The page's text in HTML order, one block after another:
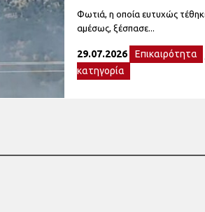
Φωτιά, η οποία ευτυχώς
αμέσως, ξέσπασε...
29.07.2026 Επικαιρότητα
κατηγορία